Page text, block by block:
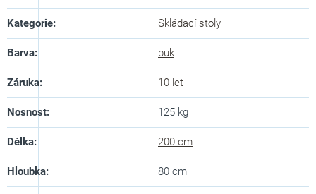
Kategorie: Skládací stoly
Barva: buk
Záruka: 10 let
Nosnost: 125 kg
Délka: 200 cm
Hloubka: 80 cm